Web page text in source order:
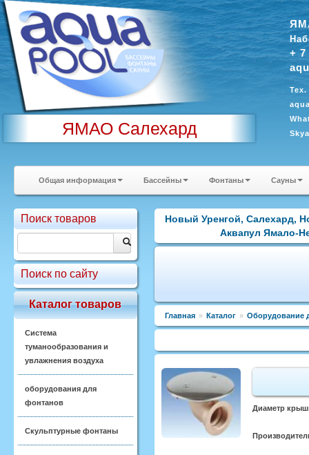
ЯМАО Салехард
+ 7
Тех.
Общая информация Бассейны Фонтаны Сауны
Поиск товаров
Поиск по сайту
Каталог товаров
Система
туманообразования и
увлажнения воздуха
оборудования для
фонтанов
Скульптурные фонтаны
Новый Уренгой, Салехард,
Аквапул Ямало-
Главная » Каталог » Оборудование
Диаметр